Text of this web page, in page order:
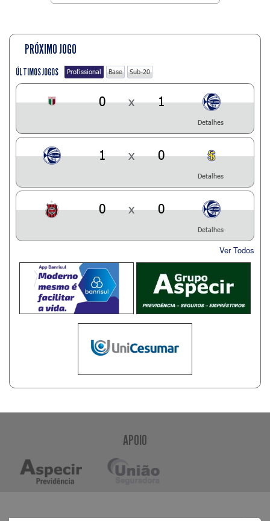
PRÓXIMO JOGO
ÚLTIMOS JOGOS Profissional Base Sub-20
0 x 1
Detalhes
1 x 0
Detalhes
0 x 0
Detalhes
Ver Todos
APOIO